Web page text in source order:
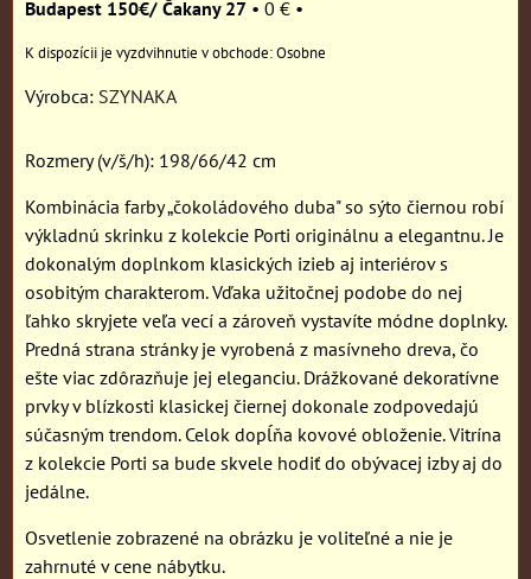
Budapest 150€/ Čakany 27 • 0 € •
Osobne
Výrobca: SZYNAKA
Rozmery (v/š/h): 198/66/42 cm
Kombinácia farby „čokoládového duba" so sýto čiernou robí
výkladnú skrinku z kolekcie Porti originálnu a elegantnu. Je
dokonalým doplnkom klasických izieb aj interiérov s
osobitým charakterom. Vďaka užitočnej podobe do nej
ľahko skryjete veľa vecí a zároveň vystavíte módne doplnky.
Predná strana stránky je vyrobená z masívneho dreva, čo
ešte viac zdôrazňuje jej eleganciu. Drážkované dekoratívne
prvky v blízkosti klasickej čiernej dokonale zodpovedajú
súčasným trendom. Celok dopĺňa kovové obloženie. Vitrína
z kolekcie Porti sa bude skvele hodiť do obývacej izby aj do
jedálne.
Osvetlenie zobrazené na obrázku je voliteľné a nie je
zahrnuté v cene nábytku.